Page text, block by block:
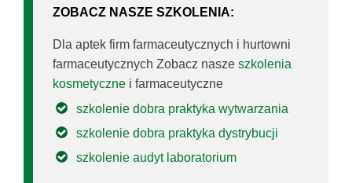
ZOBACZ NASZE SZKOLENIA:
Dla aptek firm farmaceutycznych i hurtowni
farmaceutycznych Zobacz nasze szkolenia
kosmetyczne i farmaceutyczne
szkolenie dobra praktyka wytwarzania
szkolenie dobra praktyka dystrybucji
szkolenie audyt laboratorium